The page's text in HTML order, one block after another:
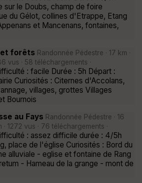
sur le Doubs, champ de foire
du Gélot, collines d'Etrappe, Etang
et Mancenans, fontaines,
forêts Randonnée Pédestre · 17 km ·
vus · 58 téléchargements ·
: facile Durée : 5h Départ :
Curiosités : Citernes d'Accolans,
villages, grottes Villages
Bournois
au Fays Randonnée Pédestre · 16
· 1272 vus · 76 téléchargements ·
: assez difficile durée : 4/5h
place de l'église Curiosités : Bord du
alluviale - eglise et fontaine de Rang
- Hameau de la grange - mont de